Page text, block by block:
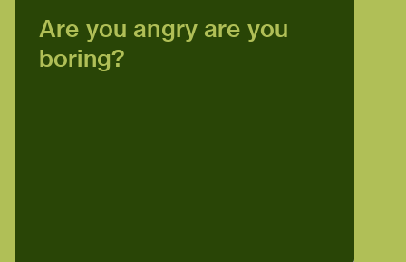
Are you angry are you
boring?